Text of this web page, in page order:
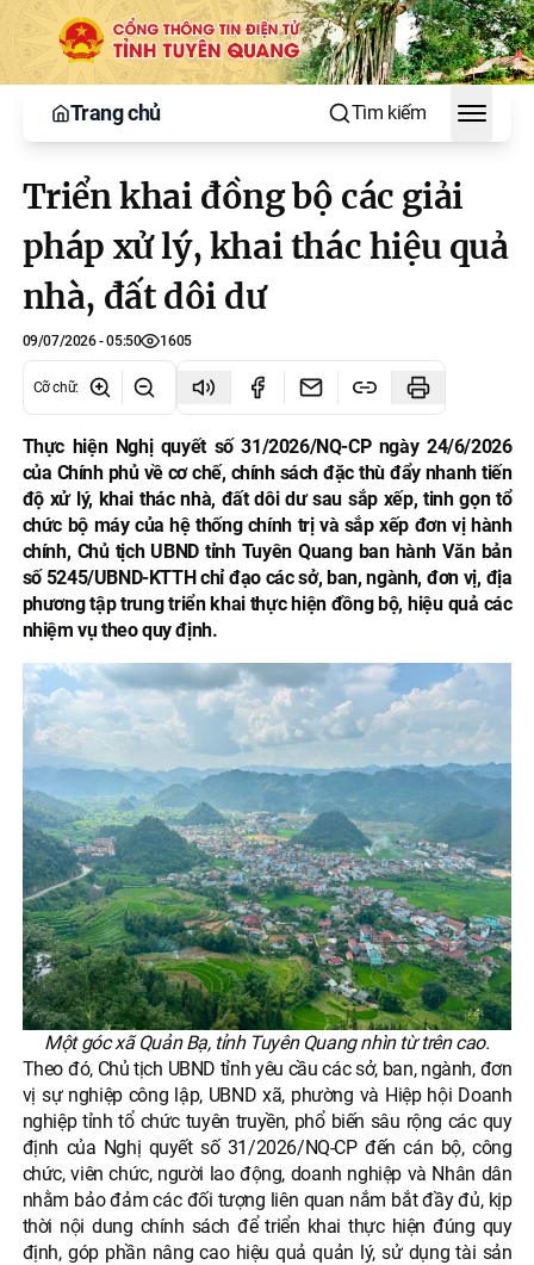
Trang chủ Tìm kiếm
Toggle
Triển khai đồng bộ các giải
pháp xử lý, khai thác hiệu quả
nhà, đất dôi dư
09/07/2026 - 05:50 1605
Cỡ chữ:
Thực hiện Nghị quyết số 31/2026/NQ-CP ngày 24/6/2026
của Chính phủ về cơ chế, chính sách đặc thù đẩy nhanh tiến
độ xử lý, khai thác nhà, đất dôi dư sau sắp xếp, tinh gọn tổ
chức bộ máy của hệ thống chính trị và sắp xếp đơn vị hành
chính, Chủ tịch UBND tỉnh Tuyên Quang ban hành Văn bản
số 5245/UBND-KTTH chỉ đạo các sở, ban, ngành, đơn vị, địa
phương tập trung triển khai thực hiện đồng bộ, hiệu quả các
nhiệm vụ theo quy định.
Một góc xã Quản Bạ, tỉnh Tuyên Quang nhìn từ trên cao.
Theo đó, Chủ tịch UBND tỉnh yêu cầu các sở, ban, ngành, đơn
vị sự nghiệp công lập, UBND xã, phường và Hiệp hội Doanh
nghiệp tỉnh tổ chức tuyên truyền, phổ biến sâu rộng các quy
định của Nghị quyết số 31/2026/NQ-CP đến cán bộ, công
chức, viên chức, người lao động, doanh nghiệp và Nhân dân
nhằm bảo đảm các đối tượng liên quan nắm bắt đầy đủ, kịp
thời nội dung chính sách để triển khai thực hiện đúng quy
định, góp phần nâng cao hiệu quả quản lý, sử dụng tài sản